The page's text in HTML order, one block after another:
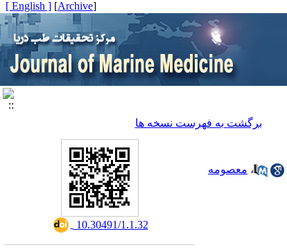
[
Archive
]
[ English ]
برگشت به فهرست نسخه ها
، معصومه
‎ 10.30491/1.1.32